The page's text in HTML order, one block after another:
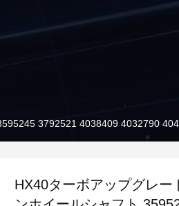
3792521 4038409 4032790
HX40ターボアップグレ